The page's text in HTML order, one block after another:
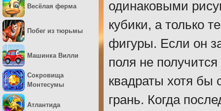
одинаковыми
кубики, а только
фигуры. Если он
поля не
квадраты хотя бы
грань. Когда
Весёлая ферма
Побег из тюрьмы
Машинка Вилли
Сокровища
Монтесумы
Атлантида